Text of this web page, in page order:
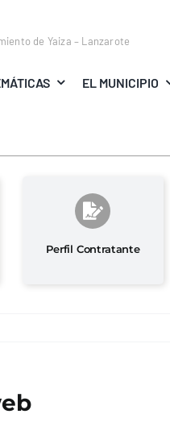
de Yaiza – Lanzarote
EL MUNICIPIO
Perfil Contratante